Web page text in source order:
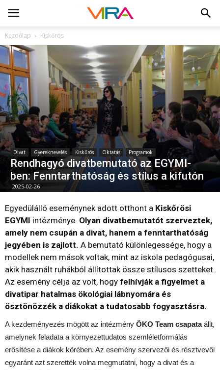
Kezdőlap Kiskőrös
Divat Gyereknevelés Kiskőrös Oktatás Programok
Rendhagyó divatbemutató az EGYMI-
ben: Fenntarthatóság és stílus a kifutón
2025-02-26
Egyedülálló eseménynek adott otthont a Kiskőrösi
EGYMI intézménye. Olyan divatbemutatót szerveztek,
amely nem csupán a divat, hanem a fenntarthatóság
jegyében is zajlott. A bemutató különlegessége, hogy a
modellek nem mások voltak, mint az iskola pedagógusai,
akik használt ruhákból állítottak össze stílusos szetteket.
Az esemény célja az volt, hogy felhívják a figyelmet a
divatipar hatalmas ökológiai lábnyomára és
ösztönözzék a diákokat a tudatosabb fogyasztásra.
A kezdeményezés mögött az intézmény ÖKO Team csapataállt,
amelynek feladata a környezettudatos szemléletformálás
erősítése a diákok körében. Az esemény szervezői és résztvevői
egyaránt azt szerették volna megmutatni, hogy a divat és a